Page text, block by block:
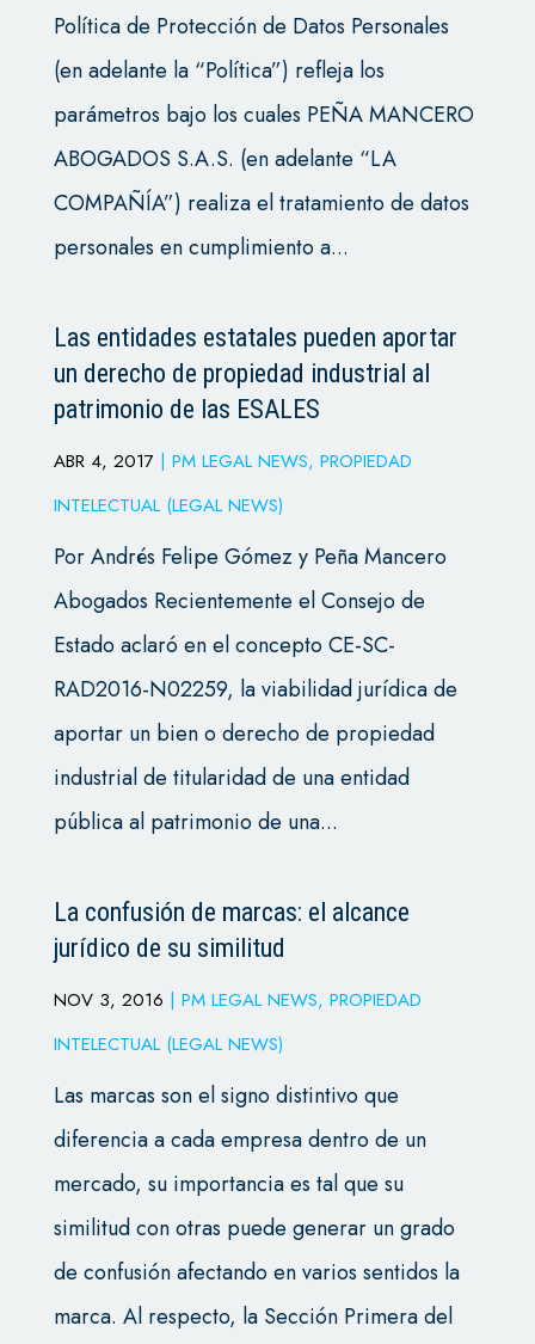
Política de Protección de Datos Personales
(en adelante la “Política”) refleja los
parámetros bajo los cuales PEÑA MANCERO
ABOGADOS S.A.S. (en adelante “LA
COMPAÑÍA”) realiza el tratamiento de datos
personales en cumplimiento a...
Las entidades estatales pueden aportar
un derecho de propiedad industrial al
patrimonio de las ESALES
ABR 4, 2017| PM LEGAL NEWS, PROPIEDAD
INTELECTUAL (LEGAL NEWS)
Por Andrés Felipe Gómez y Peña Mancero
Abogados Recientemente el Consejo de
Estado aclaró en el concepto CE-SC-
RAD2016-N02259, la viabilidad jurídica de
aportar un bien o derecho de propiedad
industrial de titularidad de una entidad
pública al patrimonio de una...
La confusión de marcas: el alcance
jurídico de su similitud
NOV 3, 2016 | PM LEGAL NEWS, PROPIEDAD
INTELECTUAL (LEGAL NEWS)
Las marcas son el signo distintivo que
diferencia a cada empresa dentro de un
mercado, su importancia es tal que su
similitud con otras puede generar un grado
de confusión afectando en varios sentidos la
marca. Al respecto, la Sección Primera del